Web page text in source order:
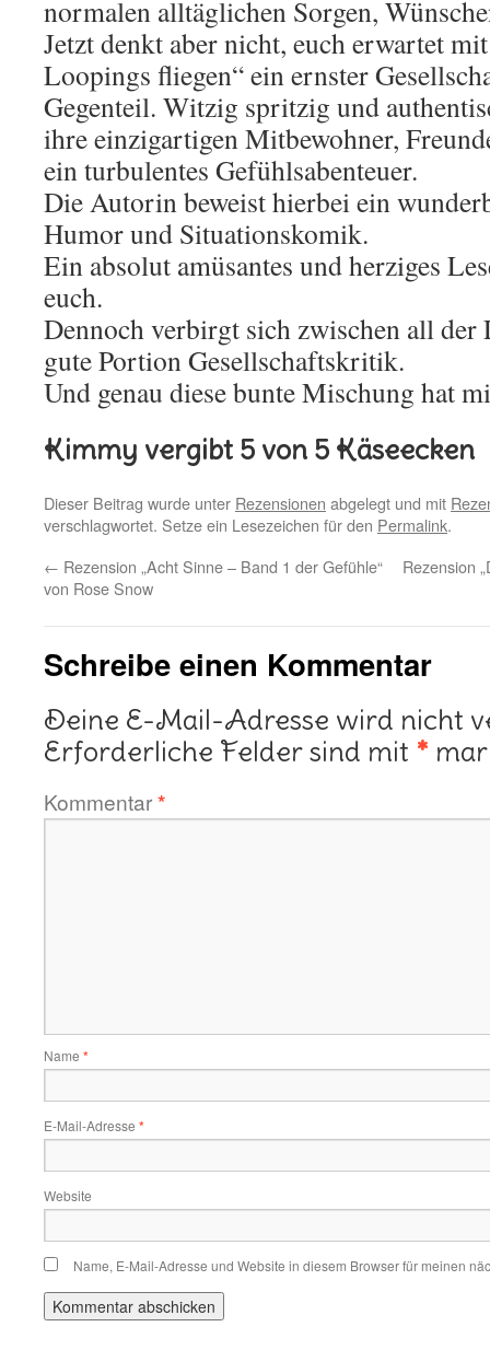
normalen alltäglichen Sorgen,
Jetzt denkt aber nicht, euch erwartet
Loopings fliegen“ ein ernster
Gegenteil. Witzig spritzig und
ihre einzigartigen Mitbewohner,
ein turbulentes Gefühlsabenteuer.
Die Autorin beweist hierbei ein
Humor und Situationskomik.
Ein absolut amüsantes und herziges
euch.
Dennoch verbirgt sich zwischen all der
gute Portion Gesellschaftskritik.
Und genau diese bunte Mischung hat
Kimmy vergibt 5 von 5 Käseecken
Dieser Beitrag wurde unter Rezensionen abgelegt und mit
verschlagwortet. Setze ein Lesezeichen für den Permalink.
← Rezension „Acht Sinne – Band 1 der Gefühle“
von Rose Snow
Rezension
Schreibe einen Kommentar
Deine E-Mail-Adresse wird nicht
Erforderliche Felder sind mit *
Kommentar*
Name *
E-Mail-Adresse *
Website
Name, E-Mail-Adresse und Website in diesem Browser für meinen